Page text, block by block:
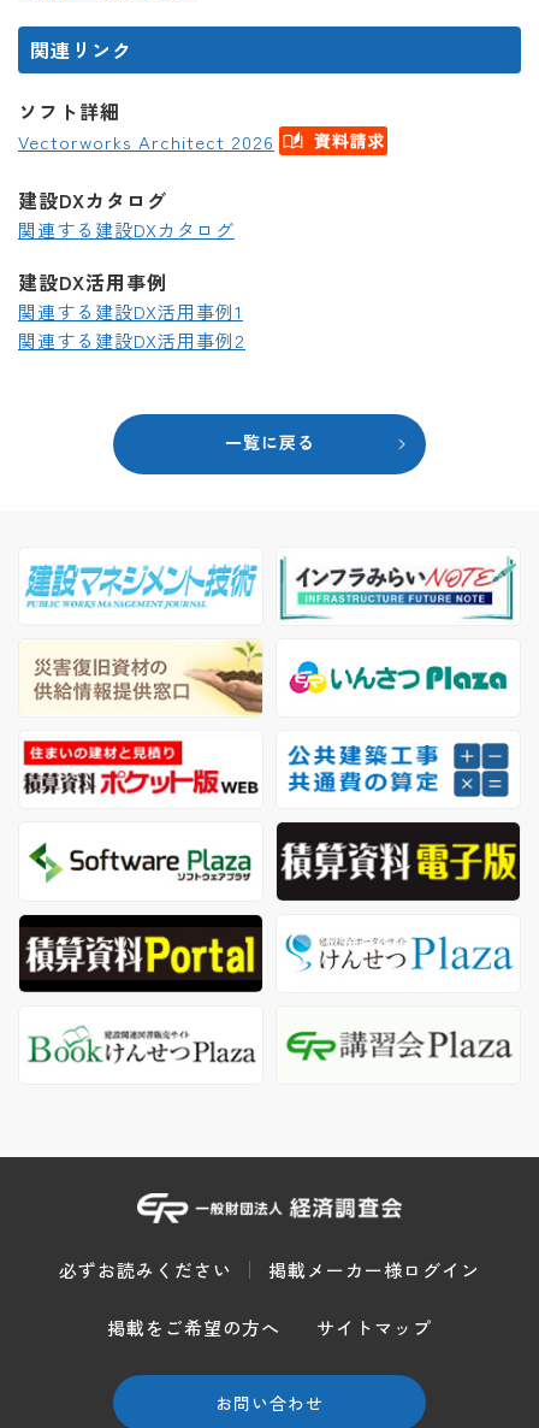
関連リンク
ソフト詳細
Vectorworks Architect 2026
建設DXカタログ
関連する建設DXカタログ
建設DX活用事例
関連する建設DX活用事例1
関連する建設DX活用事例2
一覧に戻る
必ずお読みください 掲載メーカー様ログイン
掲載をご希望の方へ サイトマップ
お問い合わせ